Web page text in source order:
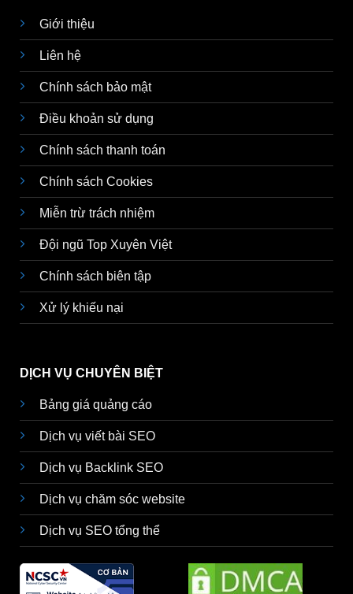
Giới thiệu
Liên hệ
Chính sách bảo mật
Điều khoản sử dụng
Chính sách thanh toán
Chính sách Cookies
Miễn trừ trách nhiệm
Đội ngũ Top Xuyên Việt
Chính sách biên tập
Xử lý khiếu nại
DỊCH VỤ CHUYÊN BIỆT
Bảng giá quảng cáo
Dịch vụ viết bài SEO
Dịch vụ Backlink SEO
Dịch vụ chăm sóc website
Dịch vụ SEO tổng thể